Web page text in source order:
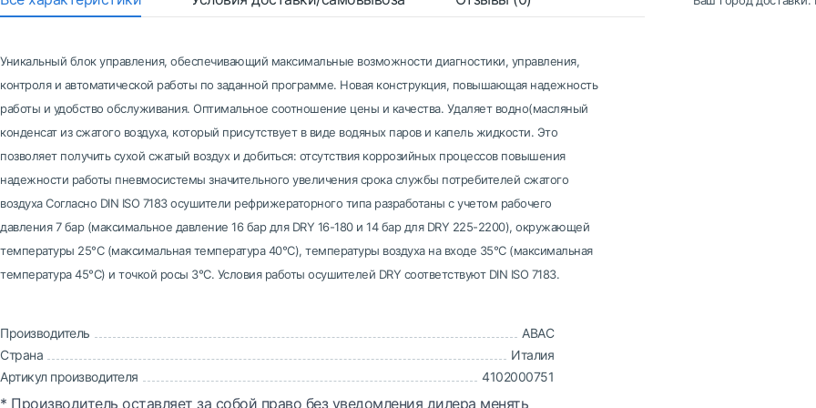
Уникальный блок управления, обеспечивающий максимальные возможности диагностики, управления,
контроля и автоматической работы по заданной программе. Новая конструкция, повышающая надежность
работы и удобство обслуживания. Оптимальное соотношение цены и качества. Удаляет водно(масляный
конденсат из сжатого воздуха, который присутствует в виде водяных паров и капель жидкости. Это
позволяет получить сухой сжатый воздух и добиться: отсутствия коррозийных процессов повышения
надежности работы пневмосистемы значительного увеличения срока службы потребителей сжатого
воздуха Согласно DIN ISO 7183 осушители рефрижераторного типа разработаны с учетом рабочего
давления 7 бар (максимальное давление 16 бар для DRY 16-180 и 14 бар для DRY 225-2200), окружающей
температуры 25°С (максимальная температура 40°С), температуры воздуха на входе 35°С (максимальная
температура 45°С) и точкой росы 3°С. Условия работы осушителей DRY соответствуют DIN ISO 7183.
Производитель
ABAC
Страна
Италия
Артикул производителя
4102000751
* Производитель оставляет за собой право без уведомления дилера менять